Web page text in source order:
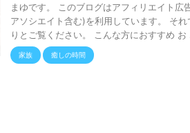
まゆです。 このブログはアフィリエイト広
アソシエイト含む)を利用しています。 それ
りとご覧ください。 こんな方におすすめ お
家族 癒しの時間